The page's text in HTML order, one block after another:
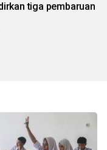
tiga pembaruan